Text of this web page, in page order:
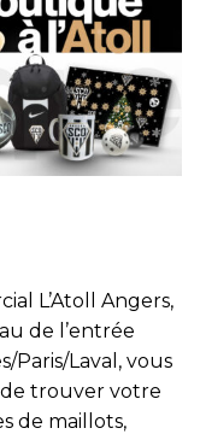
L’Atoll Angers,
de l’entrée
Paris/Laval, vous
trouver votre
de maillots,